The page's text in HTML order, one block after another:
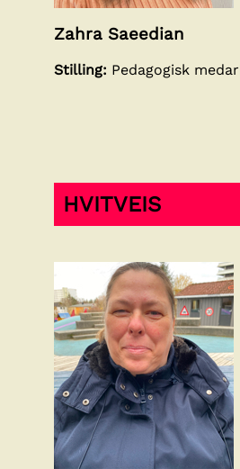
Zahra Saeedian
Stilling: Pedagogisk
HVITVEIS